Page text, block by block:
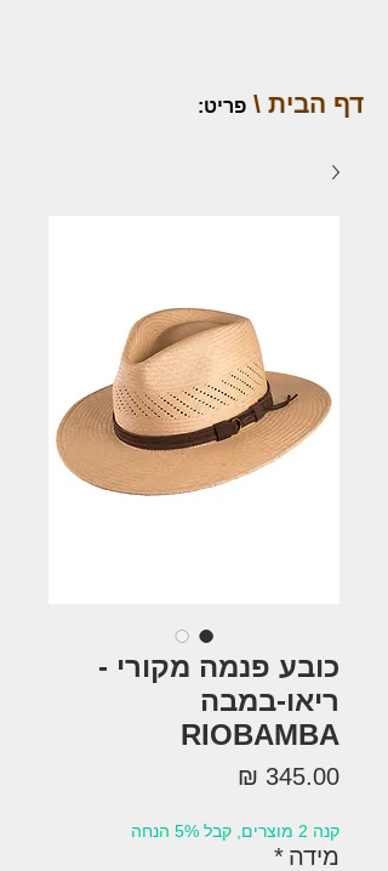
דף הבית \ פריט:
כובע פנמה מקורי -
ריאו-במבה
RIOBAMBA
קנה 2 מוצרים, קבל 5% הנחה
מידה *